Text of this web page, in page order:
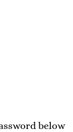
below